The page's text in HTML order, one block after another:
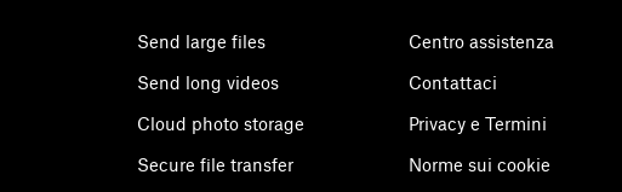
Send large files
Send long videos
Cloud photo storage
Secure file transfer
Centro assistenza
Contattaci
Privacy e Termini
Norme sui cookie